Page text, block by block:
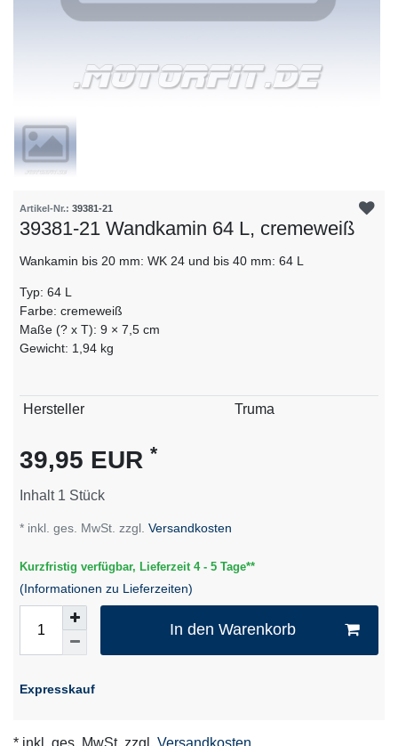
Artikel-Nr.: 39381-21
39381-21 Wandkamin 64 L, cremeweiß
Wankamin bis 20 mm: WK 24 und bis 40 mm: 64 L
Typ: 64 L
Farbe: cremeweiß
Maße (? x T): 9 × 7,5 cm
Gewicht: 1,94 kg
Technisches
Wert
Hersteller Truma
39,95 EUR *
Inhalt 1 Stück
* inkl. ges. MwSt. zzgl. Versandkosten
Kurzfristig verfügbar, Lieferzeit 4 - 5 Tage**
(Informationen zu Lieferzeiten)
In den Warenkorb
Expresskauf
* inkl. ges. MwSt. zzgl. Versandkosten